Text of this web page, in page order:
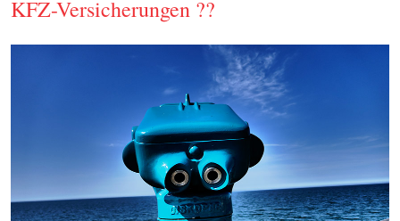
KFZ-Versicherungen ??